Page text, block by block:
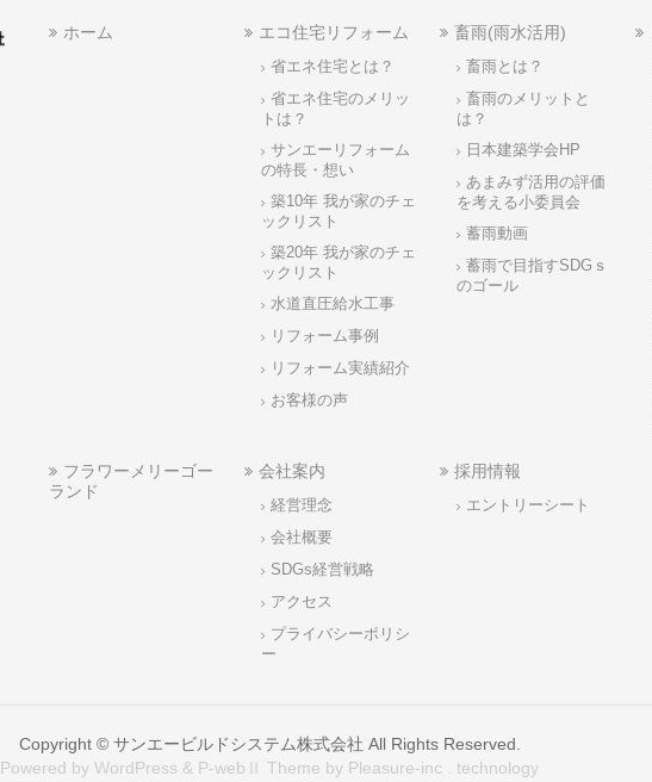
ホーム エコ住宅リフォーム
省エネ住宅とは？
省エネ住宅のメリッ
トは？
サンエーリフォーム
の特長・想い
築10年 我が家のチェ
ックリスト
築20年 我が家のチェ
ックリスト
水道直圧給水工事
リフォーム事例
リフォーム実績紹介
お客様の声
畜雨(雨水活用)
畜雨とは？
畜雨のメリットと
は？
日本建築学会HP
あまみず活用の評価
を考える小委員会
蓄雨動画
蓄雨で目指すSDGｓ
のゴール
フラワーメリーゴー
ランド
会社案内
経営理念
会社概要
SDGs経営戦略
アクセス
プライバシーポリシ
ー
採用情報
エントリーシート
Copyright © サンエービルドシステム株式会社 All Rights Reserved.
Powered by WordPress & P-webⅡ Theme by Pleasure-inc . technology